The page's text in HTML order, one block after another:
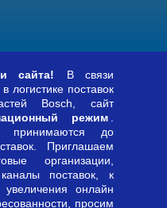
сайта!
В связи
логистике поставок
Bosch, сайт
режим
принимаются до
Приглашаем
организации,
поставок, к
увеличения онлайн
просим